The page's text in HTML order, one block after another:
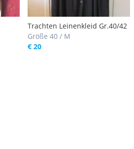
Trachten Leinenkleid Gr.40/42
Größe 40 / M
€ 20